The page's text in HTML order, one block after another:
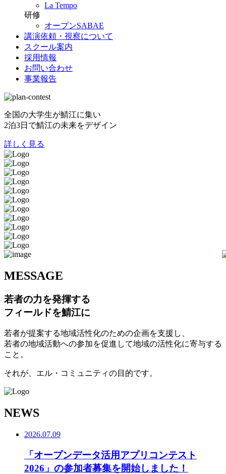
La Tempo
研修
オープンSABAE
講演依頼・視察について
スクール案内
採用情報
お問い合わせ
事業報告
全国の大学生が鯖江に集い
2泊3日で鯖江の未来をデザイン
詳しく見る
MESSAGE
若者の力を発揮する
フィールドを鯖江に
若者が提案する地域活性化のための企画を支援し、
若者の地域活動への参加を促進して地域の活性化に寄与する
こと。
それが、エル・コミュニティの目的です。
NEWS
2026.07.09
「オープンデータ活用アプリコンテスト
2026」の参加者募集を開始しました！